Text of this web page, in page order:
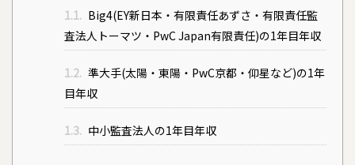
1.1. Big4(EY新日本・有限責任あずさ・有限責任監
査法人トーマツ・PwC Japan有限責任)の1年目年収
1.2. 準大手(太陽・東陽・PwC京都・仰星など)の1年
目年収
1.3. 中小監査法人の1年目年収